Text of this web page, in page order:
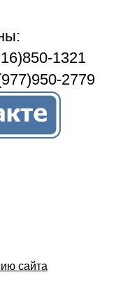
1321
2779
сайта